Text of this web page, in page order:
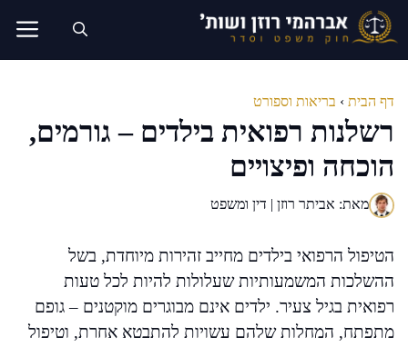
לדלג
לתוכן
דף הבית › בריאות וספורט
רשלנות רפואית בילדים – גורמים,
הוכחה ופיצויים
מאת: אביתר רוזן | דין ומשפט
הטיפול הרפואי בילדים מחייב זהירות מיוחדת, בשל
ההשלכות המשמעותיות שעלולות להיות לכל טעות
רפואית בגיל צעיר. ילדים אינם מבוגרים מוקטנים – גופם
מתפתח, המחלות שלהם עשויות להתבטא אחרת, וטיפול